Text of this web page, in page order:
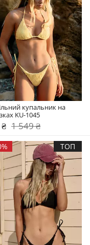
купальник на
KU-1045
1 549 ₴
ТОП